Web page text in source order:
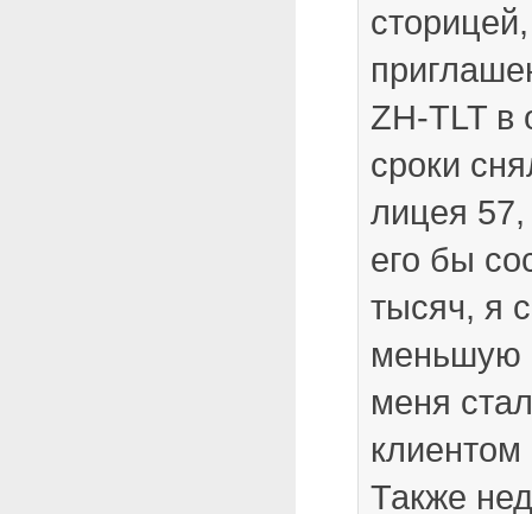
ZH-TLT в
сроки
лицея
его бы
тысяч, я
меньшую
меня
Также